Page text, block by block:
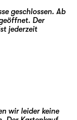
dieser
Leipzig
wie
oder
für die Oper
geschlossen. Ab
Der
jederzeit
wir leider keine